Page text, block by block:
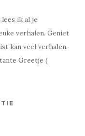
ik al je
verhalen. Geniet
kan veel verhalen.
Greetje (